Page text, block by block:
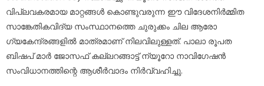
വിപ്ലവകരമായ മാറ്റങ്ങൾ കൊണ്ടുവരുന്ന ഈ വിദേശനിർമ്മിത
സാങ്കേതികവിദ്യ സംസ്ഥാനത്തെ ചുരുക്കം ചില ആരോ​
ഗ്യകേന്ദ്രങ്ങളിൽ മാത്രമാണ് നിലവിലുള്ളത്. പാലാ രൂപത
ബിഷപ് മാർ ജോസഫ് കല്ലറങ്ങാട്ട് ന്യൂറോ നാവി​ഗേഷൻ
സംവിധാനത്തിന്റെ ആശീർവാദം നിർവ്വഹിച്ചു.